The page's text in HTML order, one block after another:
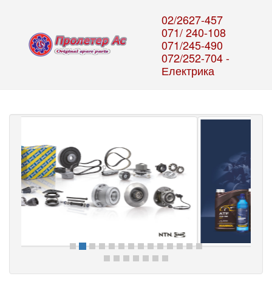
02/2627-457
071/ 240-108
071/245-490
072/252-704 -
Електрика